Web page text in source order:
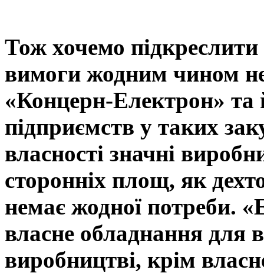
Тож хочемо
вимоги жодним чином
«Концерн-Електрон» та
підприємств у таких
власності значні
сторонніх площ, як
немає жодної потреби.
власне обладнання для
виробництві, крім